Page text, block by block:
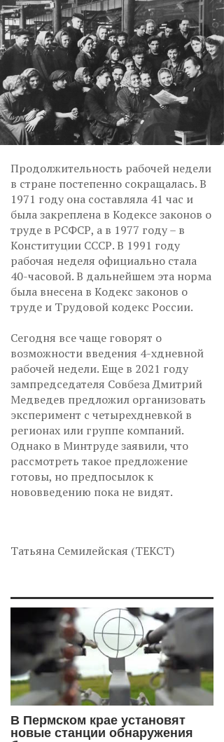
Продолжительность рабочей недели
в стране постепенно сокращалась. В
1971 году она составляла 41 час и
была закреплена в Кодексе законов о
труде в РСФСР, а в 1977 году – в
Конституции СССР. В 1991 году
рабочая неделя официально стала
40-часовой. В дальнейшем эта норма
была внесена в Кодекс законов о
труде и Трудовой кодекс России.
Сегодня все чаще говорят о
возможности введения 4-хдневной
рабочей недели. Еще в 2021 году
зампредседателя Совбеза Дмитрий
Медведев предложил организовать
эксперимент с четырехдневкой в
регионах или группе компаний.
Однако в Минтруде заявили, что
рассмотреть такое предложение
готовы, но предпосылок к
нововведению пока не видят.
Татьяна Семилейская (ТЕКСТ)
В Пермском крае установят
новые станции обнаружения